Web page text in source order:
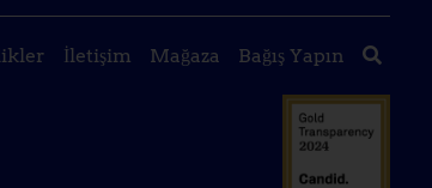
İletişim Mağaza Bağış Yapın